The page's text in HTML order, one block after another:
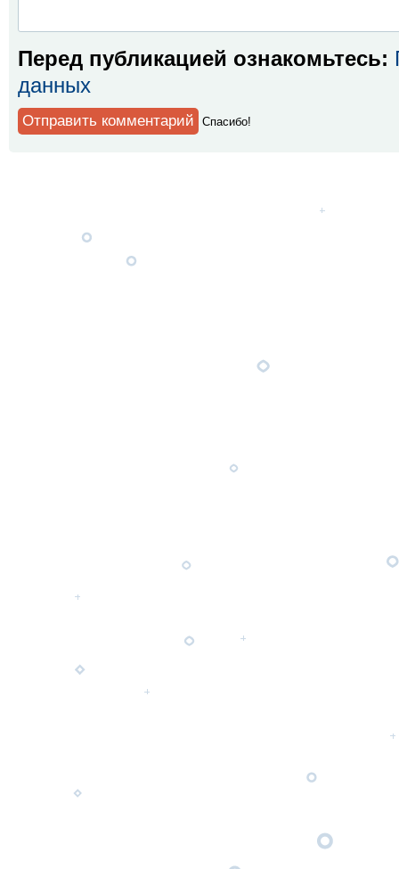
Перед публикацией ознакомьтесь:
данных
Спaсибо!